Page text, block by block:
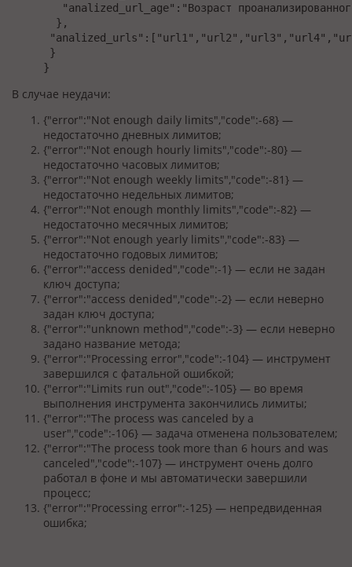
"analized_url_age":"Возраст
},
}
}
В случае неудачи:
{"error":"Not enough daily limits","code":-68} —
недостаточно дневных лимитов;
{"error":"Not enough hourly limits","code":-80} —
недостаточно часовых лимитов;
{"error":"Not enough weekly limits","code":-81} —
недостаточно недельных лимитов;
{"error":"Not enough monthly limits","code":-82} —
недостаточно месячных лимитов;
{"error":"Not enough yearly limits","code":-83} —
недостаточно годовых лимитов;
{"error":"access denided","code":-1} — если не задан
ключ доступа;
{"error":"access denided","code":-2} — если неверно
задан ключ доступа;
{"error":"unknown method","code":-3} — если неверно
задано название метода;
{"error":"Processing error","code":-104} — инструмент
завершился с фатальной ошибкой;
{"error":"Limits run out","code":-105} — во время
выполнения инструмента закончились лимиты;
{"error":"The process was canceled by a
user","code":-106} — задача отменена пользователем;
{"error":"The process took more than 6 hours and was
canceled","code":-107} — инструмент очень долго
работал в фоне и мы автоматически завершили
процесс;
{"error":"Processing error":-125} — непредвиденная
ошибка;